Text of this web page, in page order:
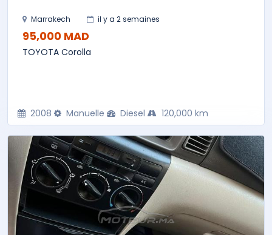
Marrakech il y a 2 semaines
95,000 MAD
TOYOTA Corolla
2008 Manuelle Diesel 120,000 km